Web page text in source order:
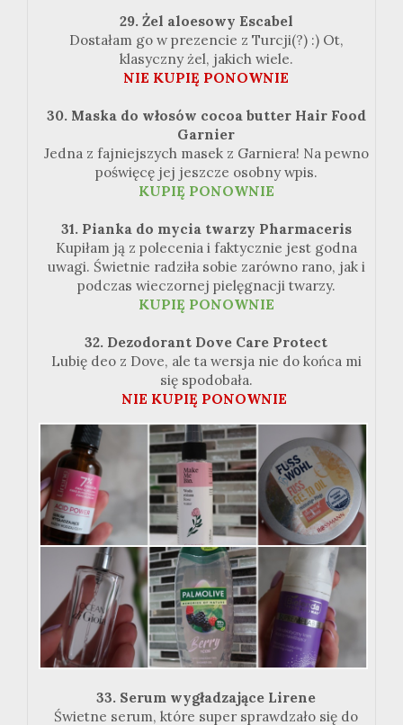
29. Żel aloesowy Escabel
Dostałam go w prezencie z Turcji(?) :) Ot,
klasyczny żel, jakich wiele.
NIE KUPIĘ PONOWNIE
30. Maska do włosów cocoa butter Hair Food
Garnier
Jedna z fajniejszych masek z Garniera! Na pewno
poświęcę jej jeszcze osobny wpis.
KUPIĘ PONOWNIE
31. Pianka do mycia twarzy Pharmaceris
Kupiłam ją z polecenia i faktycznie jest godna
uwagi. Świetnie radziła sobie zarówno rano, jak i
podczas wieczornej pielęgnacji twarzy.
KUPIĘ PONOWNIE
32. Dezodorant Dove Care Protect
Lubię deo z Dove, ale ta wersja nie do końca mi
się spodobała.
NIE KUPIĘ PONOWNIE
33. Serum wygładzające Lirene
Świetne serum, które super sprawdzało się do